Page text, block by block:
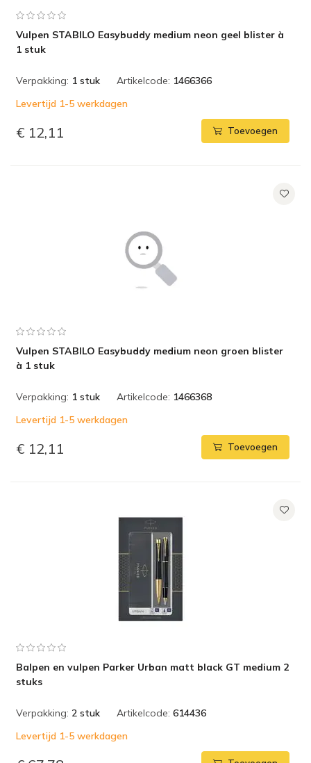
Vulpen STABILO Easybuddy medium neon geel blister à
1 stuk
Verpakking: 1 stuk Artikelcode: 1466366
Levertijd 1-5 werkdagen
€ 12,11 Toevoegen
Vulpen STABILO Easybuddy medium neon groen blister
à 1 stuk
Verpakking: 1 stuk Artikelcode: 1466368
Levertijd 1-5 werkdagen
€ 12,11 Toevoegen
Balpen en vulpen Parker Urban matt black GT medium 2
stuks
Verpakking: 2 stuk Artikelcode: 614436
Levertijd 1-5 werkdagen